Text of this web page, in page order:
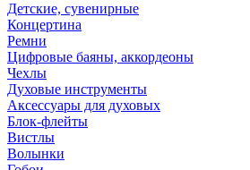
Детские, сувенирные
Концертина
Ремни
Цифровые баяны, аккордеоны
Чехлы
Духовые инструменты
Аксессуары для духовых
Блок-флейты
Вистлы
Волынки